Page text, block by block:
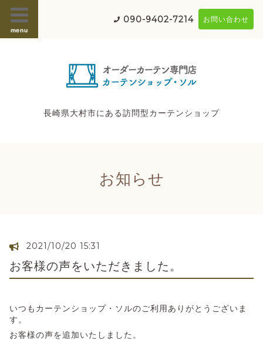
menu
090-9402-7214 お問い合わせ
長崎県大村市にある訪問型カーテンショップ
お知らせ
2021/10/20 15:31
お客様の声をいただきました。
いつもカーテンショップ・ソルのご利用ありがとうございま
す。
お客様の声を追加いたしました。